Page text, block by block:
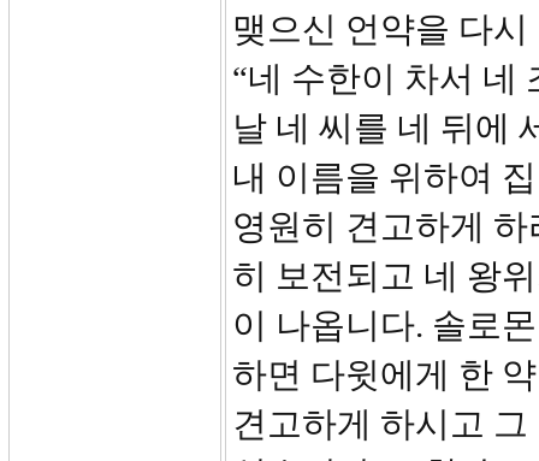
맺으신 언약을 다
“네 수한이 차서 네
날 네 씨를 네 뒤에
내 이름을 위하여
영원히 견고하게
히 보전되고 네 왕
이 나옵니다. 솔로
하면 다윗에게 한
견고하게 하시고